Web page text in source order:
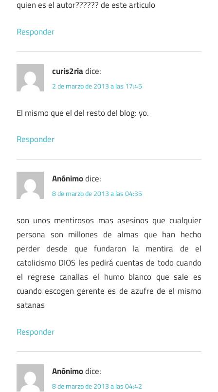
quien es el autor?????? de este articulo
Responder
curis2riadice:
2 de marzo de 2013 a las 17:45
El mismo que el del resto del blog: yo.
Responder
Anónimodice:
8 de marzo de 2013 a las 04:35
son unos mentirosos mas asesinos que cualquier
persona son millones de almas que han hecho
perder desde que fundaron la mentira de el
catolicismo DIOS les pedirá cuentas de todo cuando
el regrese canallas el humo blanco que sale es
cuando escogen gerente es de azufre de el mismo
satanas
Responder
Anónimodice:
8 de marzo de 2013 a las 04:42